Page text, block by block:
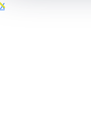
X